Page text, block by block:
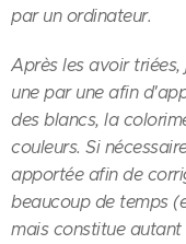
par un ordinateur.
Après les avoir
une par une afin
des blancs, la
couleurs. Si
apportée afin de
beaucoup de temps
mais constitue